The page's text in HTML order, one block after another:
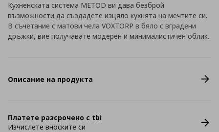
Кухненската система METOD ви дава безброй
възможности да създадете изцяло кухнята на мечтите си.
В съчетание с матови чела VOXTORP в бяло с вградени
дръжки, вие получавате модерен и минималистичен облик.
Описание на продукта
Платете разсрочено с tbi
Изчислете вноските си